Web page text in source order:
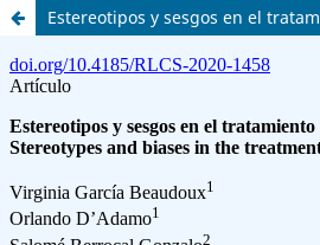
Estereotipos y sesgos en el